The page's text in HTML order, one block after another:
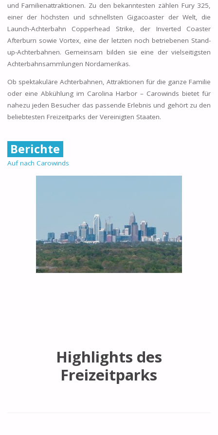
und Familienattraktionen. Zu den bekanntesten zählen Fury 325,
einer der höchsten und schnellsten Gigacoaster der Welt, die
Launch-Achterbahn Copperhead Strike, der Inverted Coaster
Afterburn sowie Vortex, eine der letzten noch betriebenen Stand-
up-Achterbahnen. Gemeinsam bilden sie eine der vielseitigsten
Achterbahnsammlungen Nordamerikas.
Ob spektakuläre Achterbahnen, Attraktionen für die ganze Familie
oder eine Abkühlung im Carolina Harbor – Carowinds bietet für
nahezu jeden Besucher das passende Erlebnis und gehört zu den
beliebtesten Freizeitparks der Vereinigten Staaten.
Berichte
Auf nach Carowinds
Highlights des
Freizeitparks